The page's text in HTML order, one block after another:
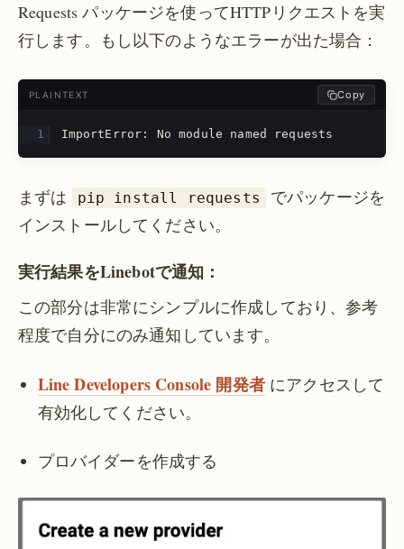
Requests パッケージを使ってHTTPリクエストを実
行します。もし以下のようなエラーが出た場合：
PLAINTEXT Copy
ImportError: No module named requests
まずは pip install requests
でパッケージを
インストールしてください。
実行結果をLinebotで通知：
この部分は非常にシンプルに作成しており、参考
程度で自分にのみ通知しています。
Line Developers Console 開発者にアクセスして
有効化してください。
プロバイダーを作成する